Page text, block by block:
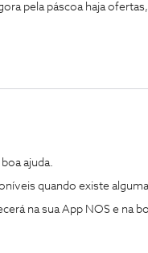
pela páscoa haja
ajuda.
quando existe
na sua App NOS e na